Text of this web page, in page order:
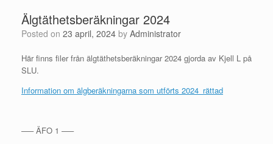
Älgtäthetsberäkningar 2024
Posted on 23 april, 2024 by Administrator
Här finns filer från älgtäthetsberäkningar 2024 gjorda av Kjell L på
SLU.
Information om älgberäkningarna som utförts 2024_rättad
—– ÄFO 1 —–